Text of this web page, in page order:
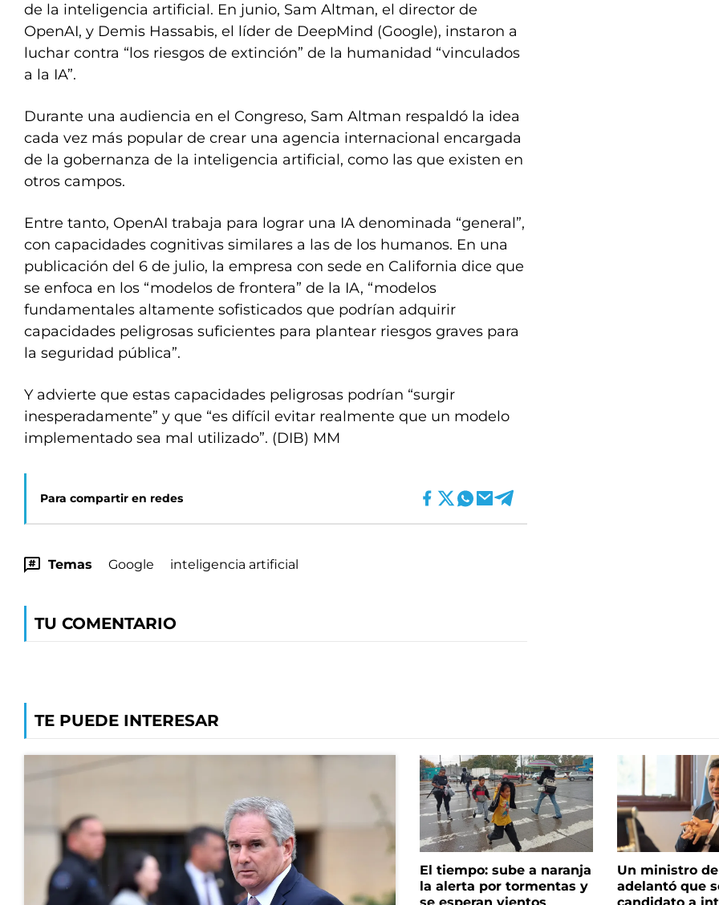
de la inteligencia artificial. En junio, Sam Altman, el director de
OpenAI, y Demis Hassabis, el líder de DeepMind (Google), instaron a
luchar contra “los riesgos de extinción” de la humanidad “vinculados
a la IA”.
Durante una audiencia en el Congreso, Sam Altman respaldó la idea
cada vez más popular de crear una agencia internacional encargada
de la gobernanza de la inteligencia artificial, como las que existen en
otros campos.
Entre tanto, OpenAI trabaja para lograr una IA denominada “general”,
con capacidades cognitivas similares a las de los humanos. En una
publicación del 6 de julio, la empresa con sede en California dice que
se enfoca en los “modelos de frontera” de la IA, “modelos
fundamentales altamente sofisticados que podrían adquirir
capacidades peligrosas suficientes para plantear riesgos graves para
la seguridad pública”.
Y advierte que estas capacidades peligrosas podrían “surgir
inesperadamente” y que “es difícil evitar realmente que un modelo
implementado sea mal utilizado”. (DIB) MM
Para compartir en redes
Temas Google inteligencia artificial
TU COMENTARIO
TE PUEDE INTERESAR
El tiempo: sube a naranja
la alerta por tormentas y
Un ministro
adelantó que